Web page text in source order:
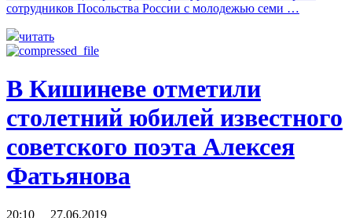
сотрудников Посольства России с молодежью семи …
читать
В Кишиневе отметили
столетний юбилей известного
советского поэта Алексея
Фатьянова
20:10 27.06.2019